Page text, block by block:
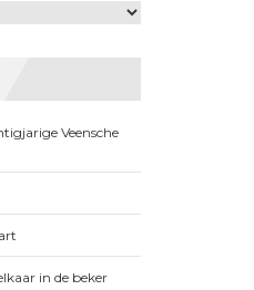
Veensche
in de beker